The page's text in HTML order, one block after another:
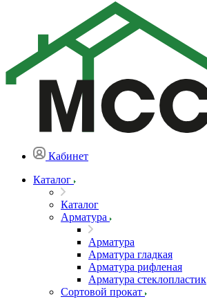
Кабинет
Каталог
Каталог
Арматура
Арматура
Арматура гладкая
Арматура рифленая
Арматура стеклопластик
Сортовой прокат